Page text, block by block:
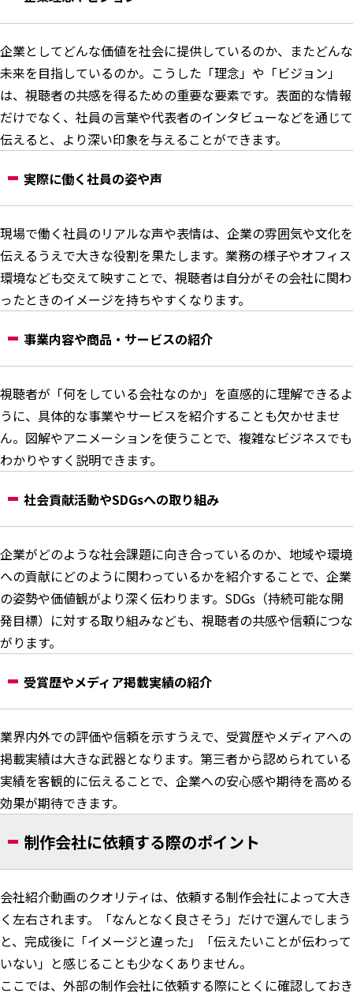
企業としてどんな価値を社会に提供しているのか、またどんな
未来を目指しているのか。こうした「理念」や「ビジョン」
は、視聴者の共感を得るための重要な要素です。表面的な情報
だけでなく、社員の言葉や代表者のインタビューなどを通じて
伝えると、より深い印象を与えることができます。
実際に働く社員の姿や声
現場で働く社員のリアルな声や表情は、企業の雰囲気や文化を
伝えるうえで大きな役割を果たします。業務の様子やオフィス
環境なども交えて映すことで、視聴者は自分がその会社に関わ
ったときのイメージを持ちやすくなります。
事業内容や商品・サービスの紹介
視聴者が「何をしている会社なのか」を直感的に理解できるよ
うに、具体的な事業やサービスを紹介することも欠かせませ
ん。図解やアニメーションを使うことで、複雑なビジネスでも
わかりやすく説明できます。
社会貢献活動やSDGsへの取り組み
企業がどのような社会課題に向き合っているのか、地域や環境
への貢献にどのように関わっているかを紹介することで、企業
の姿勢や価値観がより深く伝わります。SDGs（持続可能な開
発目標）に対する取り組みなども、視聴者の共感や信頼につな
がります。
受賞歴やメディア掲載実績の紹介
業界内外での評価や信頼を示すうえで、受賞歴やメディアへの
掲載実績は大きな武器となります。第三者から認められている
実績を客観的に伝えることで、企業への安心感や期待を高める
効果が期待できます。
制作会社に依頼する際のポイント
会社紹介動画のクオリティは、依頼する制作会社によって大き
く左右されます。「なんとなく良さそう」だけで選んでしまう
と、完成後に「イメージと違った」「伝えたいことが伝わって
いない」と感じることも少なくありません。
ここでは、外部の制作会社に依頼する際にとくに確認しておき